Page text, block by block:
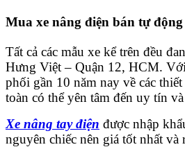
Mua xe nâng điện bán tự
Tất cả các mẫu xe kể trên đều
Hưng Việt – Quận 12, HCM.
phối gần 10 năm nay về các
toàn có thể yên tâm đến uy tín
Xe nâng tay điện được nhập
nguyên chiếc nên giá tốt nhất và